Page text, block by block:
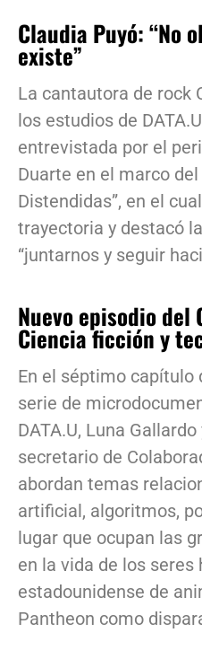
Claudia Puyó: “No
existe”
La cantautora de rock
los estudios de
entrevistada por el
Duarte en el marco
Distendidas”, en el
trayectoria y destacó
“juntarnos y seguir
Nuevo episodio
Ciencia ficción y
En el séptimo capítulo
serie de
DATA.U, Luna
secretario de
abordan temas
artificial, algoritmos,
lugar que ocupan las
en la vida de los
estadounidense de
Pantheon como